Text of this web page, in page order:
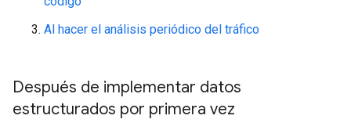
Al hacer el análisis periódico del tráfico
Después de implementar datos
estructurados por primera vez